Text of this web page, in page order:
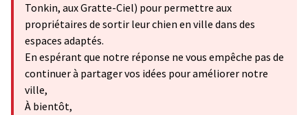
Tonkin, aux Gratte-Ciel) pour permettre aux
propriétaires de sortir leur chien en ville dans des
espaces adaptés.
En espérant que notre réponse ne vous empêche pas de
continuer à partager vos idées pour améliorer notre
ville,
À bientôt,